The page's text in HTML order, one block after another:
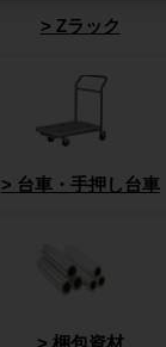
Zラック
台車・手押し台車
梱包資材